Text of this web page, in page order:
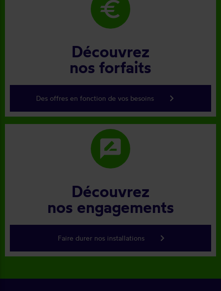
euro
Découvrez
nos forfaits
Des offres en fonction de vos besoins keyboard_arrow_right
rate_review
Découvrez
nos engagements
Faire durer nos installations keyboard_arrow_right